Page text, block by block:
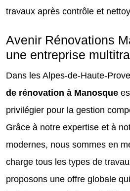
travaux après contrôle et
Avenir Rénovations
une entreprise
Dans les Alpes-de-Haute-
de rénovation à Manosque
privilégier pour la gestion
Grâce à notre expertise et à
modernes, nous sommes en
charge tous les types de
proposons une offre globale